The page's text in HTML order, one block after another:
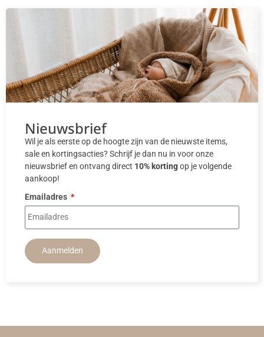
Nieuwsbrief
Wil je als eerste op de hoogte zijn van de nieuwste items,
sale en kortingsacties? Schrijf je dan nu in voor onze
nieuwsbrief en ontvang direct 10% kortingop je volgende
aankoop!
Emailadres
Aanmelden